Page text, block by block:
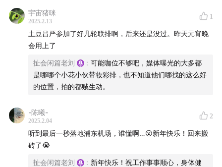
我们相信收听了我们节目的朋友们都有看了这个，
曾经被誉为文化年夜饭的一台全国人民很难逃掉的晚会！
为啥我们再也没有能用来玩一年的梗了？
舞台和观众席怎么就这么割裂了？
昊男是怎么看待是否会为了作品完整性放弃春晚机会这件
宇宙猪咪
2025.2.13
1
土豆吕严参加了好几轮联排啊，后来还是没过。昨天元宵晚
会用上了
扯会闲篇老刘 : 可能咖位不够吧，媒体曝光的大多都
是哪哪个小花小伙带妆彩排，也不知道他们哪找的这么好
的位置，拍的都贼生动。
-陈曦-
2025.2.04
2
听到最后一秒落地浦东机场，谁懂啊…😮新年快乐！回来搬
砖了😭
扯会闲篇老刘 : 新年快乐！祝工作事事顺心，身体健